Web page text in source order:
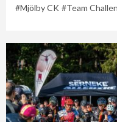
Mjölby CK Team